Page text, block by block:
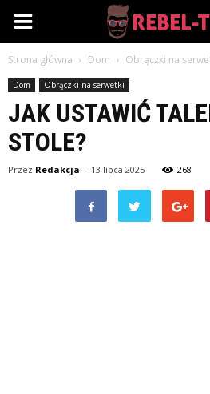
Rebel-
Strona główna Dom Obrączki na
Dom Obrączki na serwetki
JAK USTAWIĆ
STOLE?
Przez Redakcja - 13 lipca 2025 268